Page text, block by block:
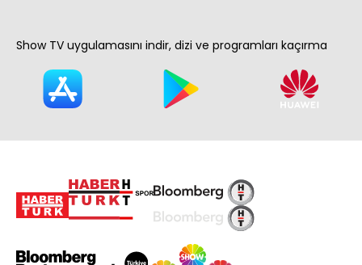
Show TV uygulamasını indir, dizi ve programları kaçırma